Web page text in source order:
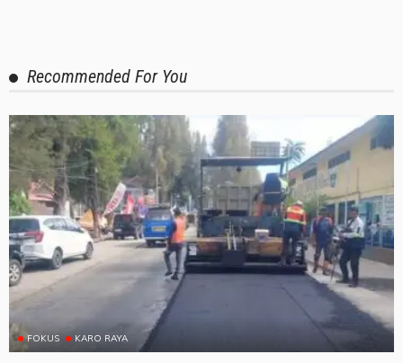
Recommended For You
FOKUS KARO RAYA